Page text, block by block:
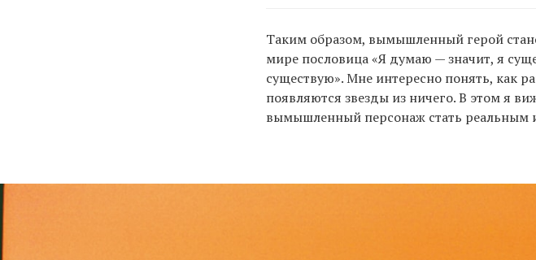
Таким образом, вымышленный герой
мире пословица «Я думаю — значит, я
существую». Мне интересно понять, как
появляются звезды из ничего. В этом я
вымышленный персонаж стать реальным